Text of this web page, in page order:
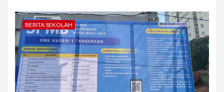
BERITA SEKOLAH